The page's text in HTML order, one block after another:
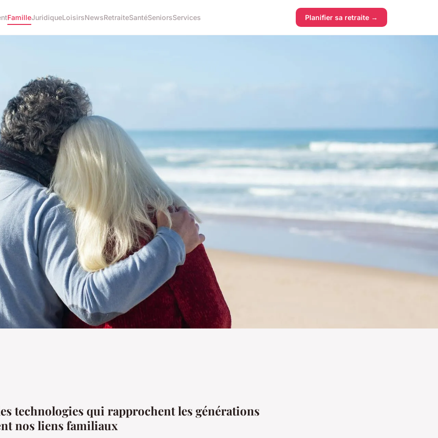
FamilleJuridiqueLoisirsNewsRetraiteSantéSeniorsServices Planifier sa retraite →
technologies qui rapprochent les générations
nos liens familiaux